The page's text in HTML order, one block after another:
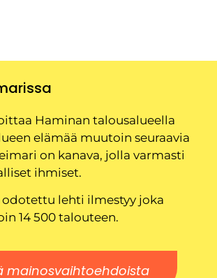
Haminan talousalueella
elämää muutoin seuraavia
on kanava, jolla varmasti
ihmiset.
odotettu lehti ilmestyy joka
14 500 talouteen.
mainosvaihtoehdoista